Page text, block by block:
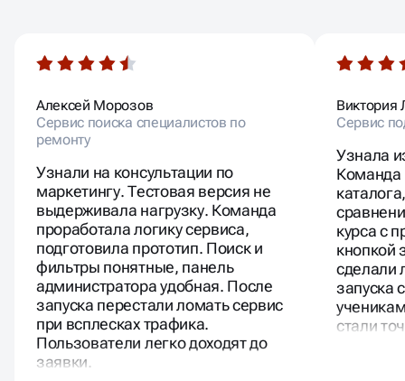
Алексей Морозов
Сервис поиска специалистов по
ремонту
Узнали на консультации по
маркетингу. Тестовая версия не
выдерживала нагрузку. Команда
проработала логику сервиса,
подготовила прототип. Поиск и
фильтры понятные, панель
администратора удобная. После
запуска перестали ломать сервис
при всплесках трафика.
Пользователи легко доходят до
Виктория
Сервис
Узнала
Команда
курса с
кнопкой
сделали
запуска